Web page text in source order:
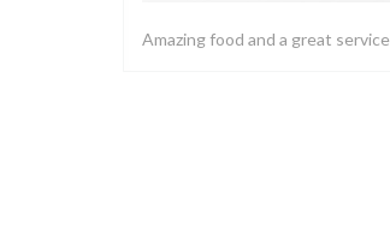
Amazing food and a great service